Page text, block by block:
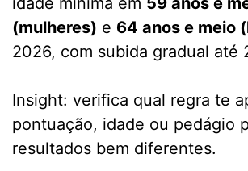
(mulheres) e 64 anos e meio
2026, com subida gradual até
Insight: verifica qual regra te
pontuação, idade ou pedágio
resultados bem diferentes.